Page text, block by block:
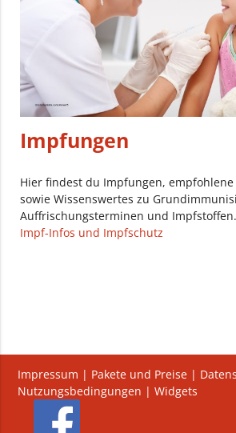
Impfungen
Hier findest du Impfungen,
sowie Wissenswertes zu
Auffrischungsterminen und Impfstoffen.
Impf-Infos und Impfschutz
Impressum | Pakete und Preise |
Nutzungsbedingungen |Widgets